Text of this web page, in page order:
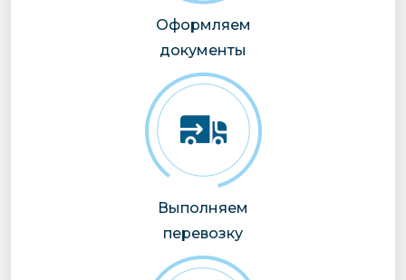
Оформляем
документы
Выполняем
перевозку